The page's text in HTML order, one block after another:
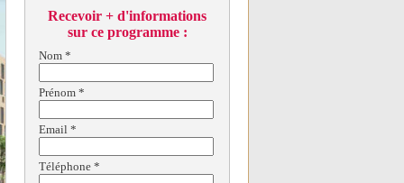
Recevoir + d'informations
sur ce programme :
Nom *
Prénom *
Email *
Téléphone *